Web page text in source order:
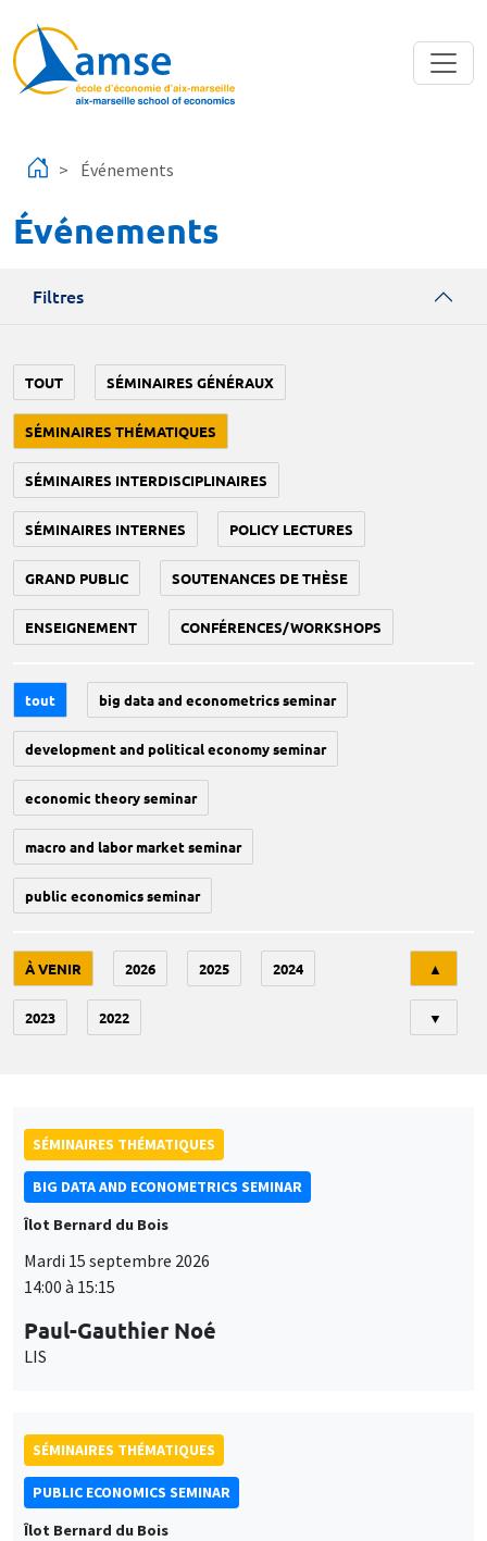
Événements
Événements
Filtres
TOUT SÉMINAIRES GÉNÉRAUX
SÉMINAIRES THÉMATIQUES
SÉMINAIRES INTERDISCIPLINAIRES
SÉMINAIRES INTERNES POLICY LECTURES
GRAND PUBLIC SOUTENANCES DE THÈSE
ENSEIGNEMENT CONFÉRENCES/WORKSHOPS
tout big data and econometrics seminar
development and political economy seminar
economic theory seminar
macro and labor market seminar
public economics seminar
À VENIR 2026 2025 2024
2023 2022
▲
▼
SÉMINAIRES THÉMATIQUES
BIG DATA AND ECONOMETRICS SEMINAR
Îlot Bernard du Bois
Mardi 15 septembre 2026
14:00 à 15:15
Paul-Gauthier Noé
LIS
SÉMINAIRES THÉMATIQUES
PUBLIC ECONOMICS SEMINAR
Îlot Bernard du Bois